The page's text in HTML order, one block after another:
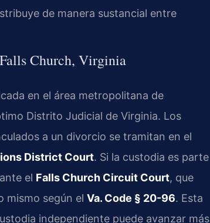
de manera sustancial entre
Church, Virginia
en el área metropolitana de
Distrito Judicial de Virginia. Los
a un divorcio se tramitan en el
District Court. Si la custodia es parte
el Falls Church Circuit Court, que
mismo según el Va. Code § 20-96. Esta
independiente puede avanzar más